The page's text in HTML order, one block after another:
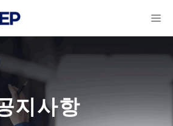
지사항